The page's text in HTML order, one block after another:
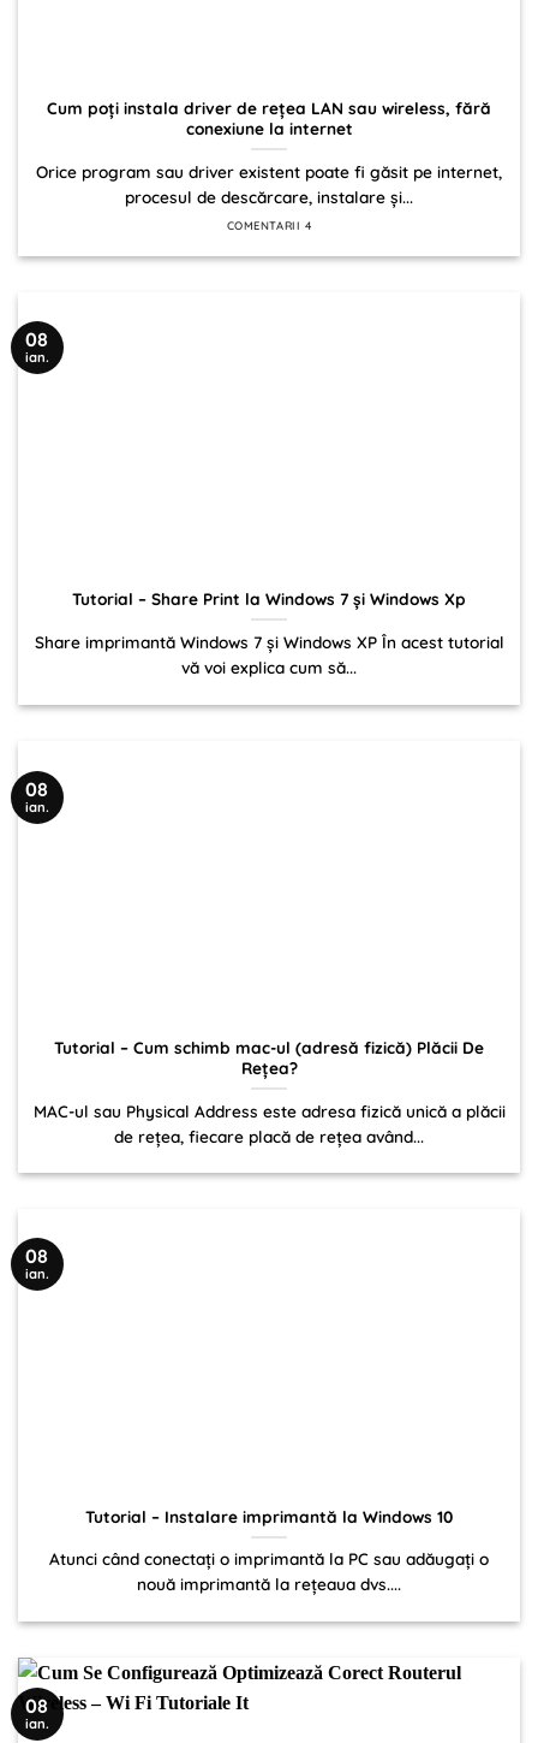
Cum poți instala driver de rețea LAN sau wireless, fără
conexiune la internet
Orice program sau driver existent poate fi găsit pe internet,
procesul de descărcare, instalare și...
COMENTARII 4
Tutorial – Share Print la Windows 7 și Windows Xp
Share imprimantă Windows 7 și Windows XP În acest tutorial
vă voi explica cum să...
08
ian.
Tutorial – Cum schimb mac-ul (adresă fizică) Plăcii De
Rețea?
MAC-ul sau Physical Address este adresa fizică unică a plăcii
de reţea, fiecare placă de rețea având...
08
ian.
Tutorial – Instalare imprimantă la Windows 10
Atunci când conectați o imprimantă la PC sau adăugați o
nouă imprimantă la rețeaua dvs....
08
ian.
08
ian.